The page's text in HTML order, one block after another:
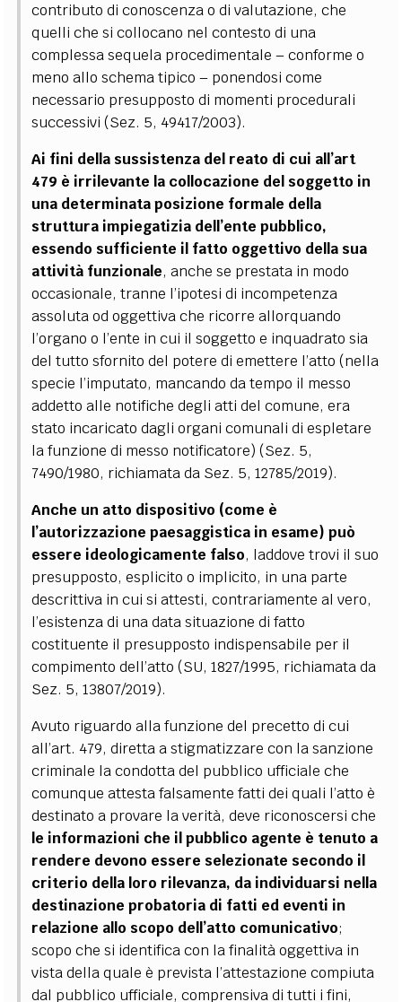
contributo di conoscenza o di valutazione, che
quelli che si collocano nel contesto di una
complessa sequela procedimentale–conforme o
meno allo schema tipico– ponendosi come
necessario presupposto di momenti procedurali
successivi (Sez. 5, 49417/2003).
Ai fini della sussistenza del reato di cui all’art
479 è irrilevante la collocazione del soggetto in
una determinata posizione formale della
struttura impiegatizia dell’ente pubblico,
essendo sufficiente il fatto oggettivo della sua
attività funzionale, anche se prestata in modo
occasionale, tranne l’ipotesi di incompetenza
assoluta od oggettiva che ricorre allorquando
l’organo o l’ente in cui il soggetto e inquadrato sia
del tutto sfornito del potere di emettere l’atto (nella
specie l’imputato, mancando da tempo il messo
addetto alle notifiche degli atti del comune, era
stato incaricato dagli organi comunali di espletare
la funzione di messo notificatore) (Sez. 5,
7490/1980, richiamata da Sez. 5, 12785/2019).
Anche un atto dispositivo (come è
l’autorizzazione paesaggistica in esame) può
essere ideologicamente falso, laddove trovi il suo
presupposto, esplicito o implicito, in una parte
descrittiva in cui si attesti, contrariamente al vero,
l’esistenza di una data situazione di fatto
costituente il presupposto indispensabile per il
compimento dell’atto (SU, 1827/1995, richiamata da
Sez. 5, 13807/2019).
Avuto riguardo alla funzione del precetto di cui
all’art. 479, diretta a stigmatizzare con la sanzione
criminale la condotta del pubblico ufficiale che
comunque attesta falsamente fatti dei quali l’atto è
destinato a provare la verità, deve riconoscersi che
le informazioni che il pubblico agente è tenuto a
rendere devono essere selezionate secondo il
criterio della loro rilevanza, da individuarsi nella
destinazione probatoria di fatti ed eventi in
relazione allo scopo dell’atto comunicativo;
scopo che si identifica con la finalità oggettiva in
vista della quale è prevista l’attestazione compiuta
dal pubblico ufficiale, comprensiva di tutti i fini,